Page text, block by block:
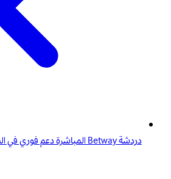
دردشة Betway المباشرة دعم فوري في السعودية